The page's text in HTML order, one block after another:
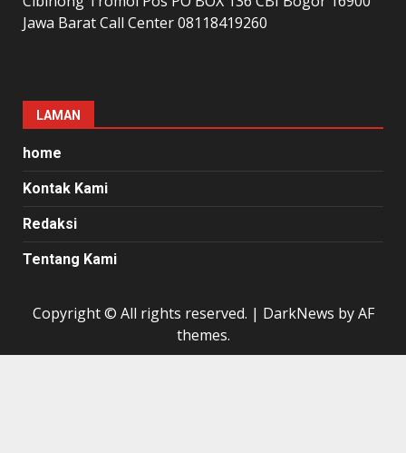
Jawa Barat Call Center 08118419260
LAMAN
home
Kontak Kami
Redaksi
Tentang Kami
Copyright © All rights reserved. | DarkNews by AF
themes.